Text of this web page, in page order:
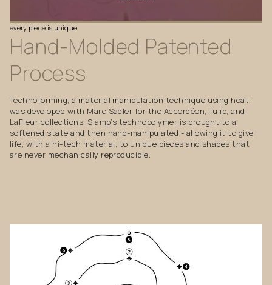
every piece is unique
Hand-Molded Patented
Process
Technoforming, a material manipulation technique using heat,
was developed with Marc Sadler for the Accordéon, Tulip, and
LaFleur collections. Slamp’s technopolymer is brought to a
softened state and then hand-manipulated - allowing it to give
life, with a hi-tech material, to unique pieces and shapes that
are never mechanically reproducible.